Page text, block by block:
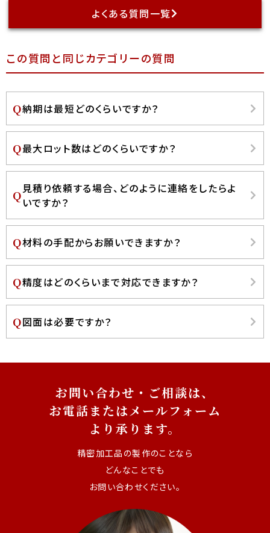
よくある質問一覧
この質問と同じカテゴリーの質問
納期は最短どのくらいですか？
最大ロット数はどのくらいですか？
見積り依頼する場合、どのように連絡をしたらよ
いですか？
材料の手配からお願いできますか？
精度はどのくらいまで対応できますか？
図面は必要ですか？
お問い合わせ・ご相談は、
お電話またはメールフォーム
より承ります。
精密加工品の製作のことなら
どんなことでも
お問い合わせください。